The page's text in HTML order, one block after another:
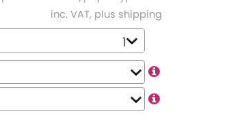
inc. VAT, plus shipping